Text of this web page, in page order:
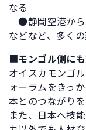
なる
●静岡空港から
などなど、多く
■モンゴル側に
オイスカモンゴ
ォーラムをきっ
本とのつながり
また、日本へ技